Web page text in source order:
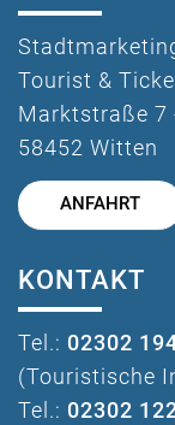
Tourist &
Marktstraße 7
58452 Witten
ANFAHRT
KONTAKT
Tel.: 02302
(Touristische
Tel.: 02302